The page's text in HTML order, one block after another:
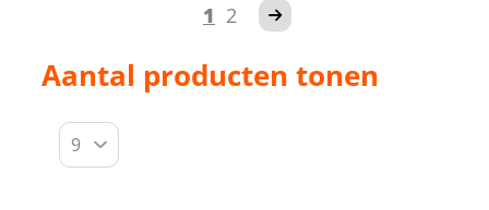
1 2
Aantal producten tonen